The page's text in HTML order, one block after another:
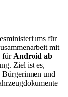
für
mit
für Android ab
Ziel ist es,
Bürgerinnen und